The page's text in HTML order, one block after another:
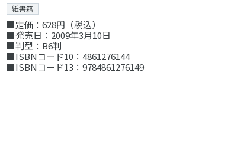
紙書籍
■定価：628円（税込）
■発売日：2009年3月10日
■判型：B6判
■ISBNコード10：4861276144
■ISBNコード13：9784861276149